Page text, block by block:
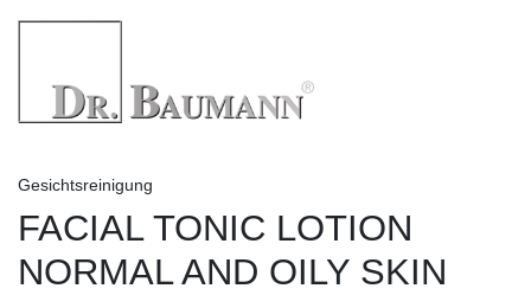
Gesichtsreinigung
FACIAL TONIC LOTION
NORMAL AND OILY SKIN